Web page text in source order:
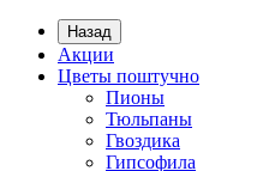
Назад
Акции
Цветы поштучно
Пионы
Тюльпаны
Гвоздика
Гипсофила